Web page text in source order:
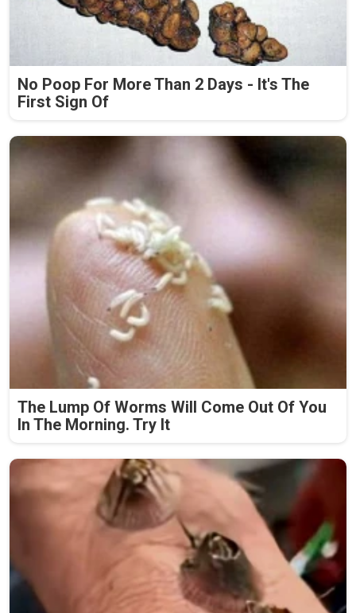
No Poop For More Than 2 Days - It's The
First Sign Of
The Lump Of Worms Will Come Out Of You
In The Morning. Try It